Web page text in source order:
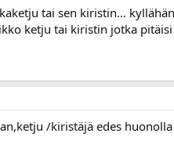
tai sen kiristin...
ketju tai kiristin jotka
/kiristäjä edes